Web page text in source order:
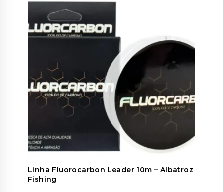
Linha Fluorocarbon Leader 10m – Albatroz
Fishing